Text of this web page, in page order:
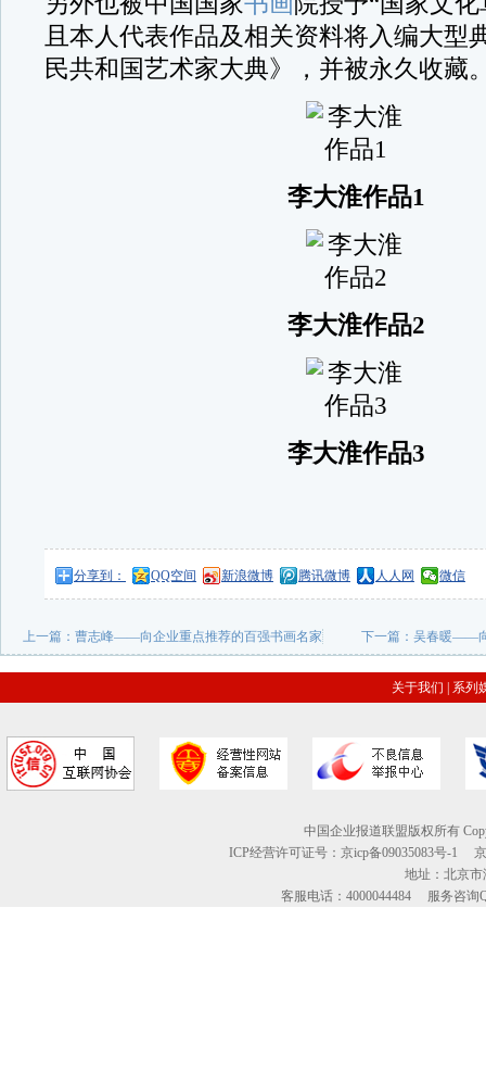
且本人代表作品及相关资料将入编大
民共和国艺术家大典》，并被永久收藏
李大淮作品1
李大淮作品2
李大淮作品3
分享到： QQ空间 新浪微博 腾讯微博 人人网 微信
上一篇： 曹志峰——向企业重点推荐的百强书画名家 下一篇：吴春暖——
关于我们 系列
中国企业报道联盟版权所有
ICP经营许可证号：京icp备09035083号-1
地址：北京市
客服电话：4000044484 服务咨询